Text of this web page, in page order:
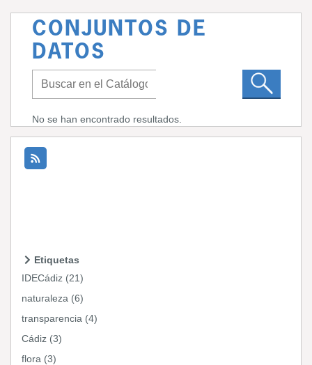
CONJUNTOS DE
DATOS
No se han encontrado resultados.
Etiquetas
IDECádiz (21)
naturaleza (6)
transparencia (4)
Cádiz (3)
flora (3)